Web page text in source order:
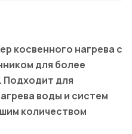
косвенного нагрева с
для более
Подходит для
воды и систем
количеством